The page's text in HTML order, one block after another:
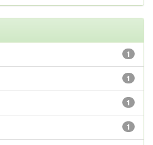
1
1
1
1